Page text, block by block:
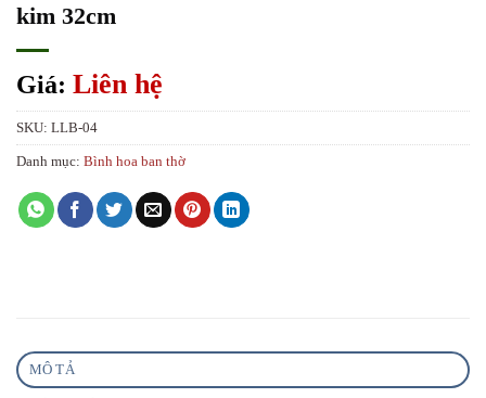
kim 32cm
Giá: Liên hệ
SKU: LLB-04
Danh mục: Bình hoa ban thờ
MÔ TẢ